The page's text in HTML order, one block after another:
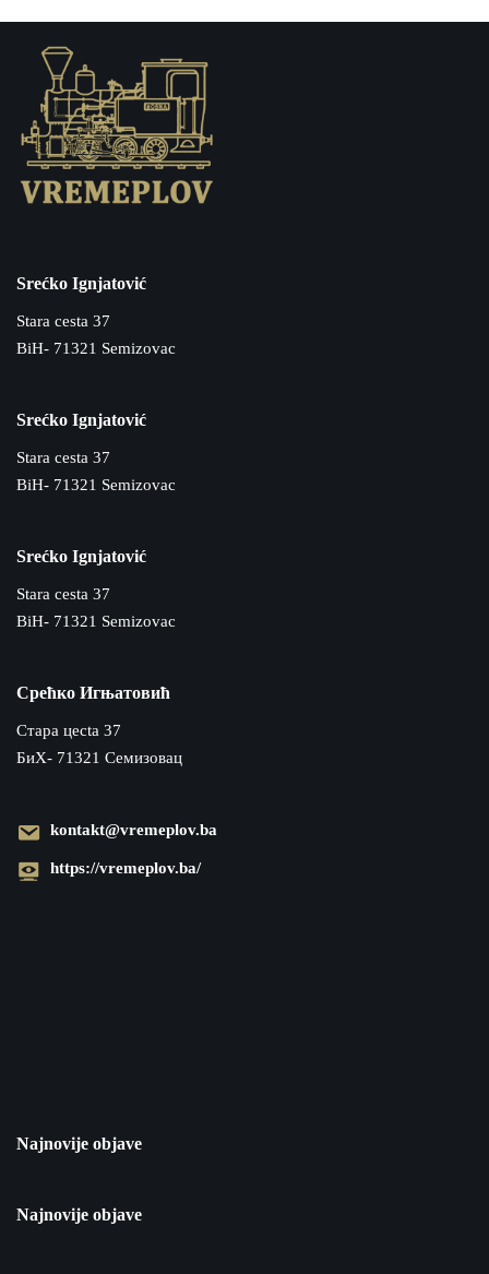
Srećko Ignjatović
Stara cesta 37
BiH- 71321 Semizovac
Srećko Ignjatović
Stara cesta 37
BiH- 71321 Semizovac
Srećko Ignjatović
Stara cesta 37
BiH- 71321 Semizovac
Срећко Игњатовић
Cтара цecta 37
БиХ- 71321 Семизовац
kontakt@vremeplov.ba
https://vremeplov.ba/
Najnovije objave
Najnovije objave